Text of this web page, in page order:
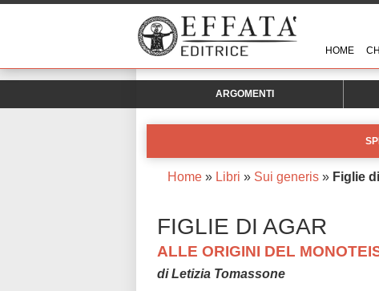
HOME
ARGOMENTI
Home » Libri » Sui generis » Figlie
FIGLIE DI AGAR
ALLE ORIGINI DEL
di Letizia Tomassone